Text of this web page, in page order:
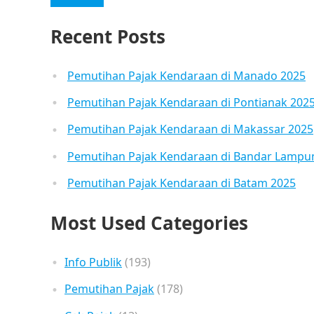
Recent Posts
Pemutihan Pajak Kendaraan di Manado 2025
Pemutihan Pajak Kendaraan di Pontianak
Pemutihan Pajak Kendaraan di Makassar 2025
Pemutihan Pajak Kendaraan di Bandar
Pemutihan Pajak Kendaraan di Batam 2025
Most Used Categories
Info Publik(193)
Pemutihan Pajak(178)